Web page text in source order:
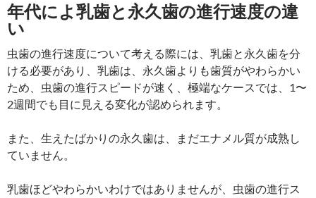
年代によ乳歯と永久歯の進行速度の違
い
虫歯の進行速度について考える際には、乳歯と永久歯を分
ける必要があり、乳歯は、永久歯よりも歯質がやわらかい
ため、虫歯の進行スピードが速く、極端なケースでは、1〜
2週間でも目に見える変化が認められます。
また、生えたばかりの永久歯は、まだエナメル質が成熟し
ていません。
乳歯ほどやわらかいわけではありませんが、虫歯の進行ス